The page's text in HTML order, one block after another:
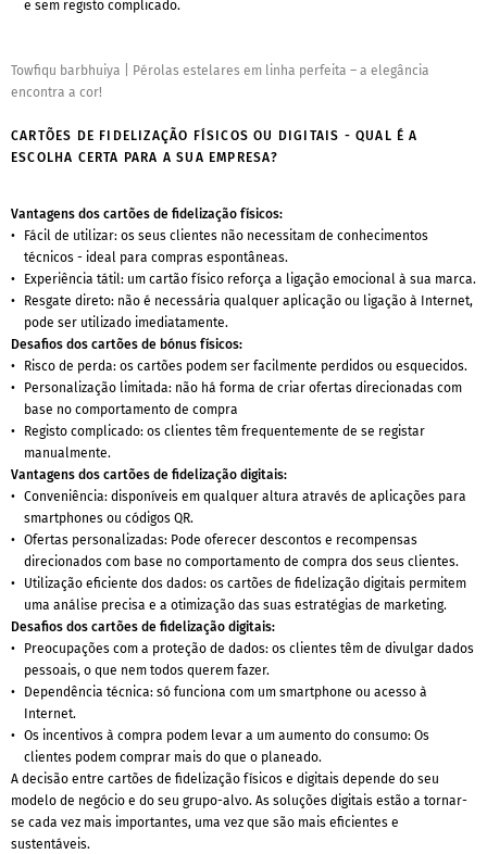
e sem registo complicado.
Towfiqu barbhuiya
Pérolas estelares em linha perfeita – a elegância
encontra a cor!
CARTÕES DE FIDELIZAÇÃO FÍSICOS OU DIGITAIS - QUAL É A
ESCOLHA CERTA PARA A SUA EMPRESA?
Vantagens dos cartões de fidelização físicos:
Fácil de utilizar: os seus clientes não necessitam de conhecimentos
técnicos - ideal para compras espontâneas.
Experiência tátil: um cartão físico reforça a ligação emocional à sua marca.
Resgate direto: não é necessária qualquer aplicação ou ligação à Internet,
pode ser utilizado imediatamente.
Desafios dos cartões de bónus físicos:
Risco de perda: os cartões podem ser facilmente perdidos ou esquecidos.
Personalização limitada: não há forma de criar ofertas direcionadas com
base no comportamento de compra
Registo complicado: os clientes têm frequentemente de se registar
manualmente.
Vantagens dos cartões de fidelização digitais:
Conveniência: disponíveis em qualquer altura através de aplicações para
smartphones ou códigos QR.
Ofertas personalizadas: Pode oferecer descontos e recompensas
direcionados com base no comportamento de compra dos seus clientes.
Utilização eficiente dos dados: os cartões de fidelização digitais permitem
uma análise precisa e a otimização das suas estratégias de marketing.
Desafios dos cartões de fidelização digitais:
Preocupações com a proteção de dados: os clientes têm de divulgar dados
pessoais, o que nem todos querem fazer.
Dependência técnica: só funciona com um smartphone ou acesso à
Internet.
Os incentivos à compra podem levar a um aumento do consumo: Os
clientes podem comprar mais do que o planeado.
A decisão entre cartões de fidelização físicos e digitais depende do seu
modelo de negócio e do seu grupo-alvo. As soluções digitais estão a tornar-
se cada vez mais importantes, uma vez que são mais eficientes e
sustentáveis.